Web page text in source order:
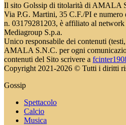
Il sito Golssip di titolarità di AMALA
Via P.G. Martini, 35 C.F./PI e numero
n. 03179281203, è affiliato al network
Mediagroup S.p.a.
Unico responsabile dei contenuti
AMALA S.N.C. per ogni
contenuti del Sito scrivere a
Copyright 2021-2026 © Tutti i diritti
Gossip
Spettacolo
Calcio
Musica